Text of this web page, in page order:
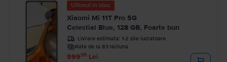
Ultimul în stoc
Xiaomi Mi 11T Pro 5G
Celestial Blue, 128 GB, Foarte bun
Livrare estimata: 1-2 zile lucratoare
Rate de la 83 lei/luna
99999 Lei